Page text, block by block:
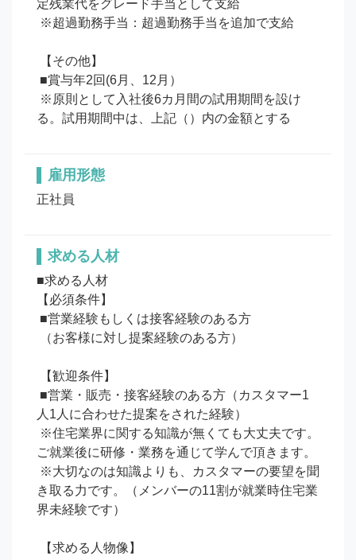
定残業代をグレード手当として支給
る。試用期間中は、上記（）内の金額とする
雇用形態
正社員
求める人材
■求める人材
【必須条件】
人1人に合わせた提案をされた経験）
ご就業後に研修・業務を通じて学んで頂きます。
き取る力です。（メンバーの11割が就業時住宅業
界未経験です）